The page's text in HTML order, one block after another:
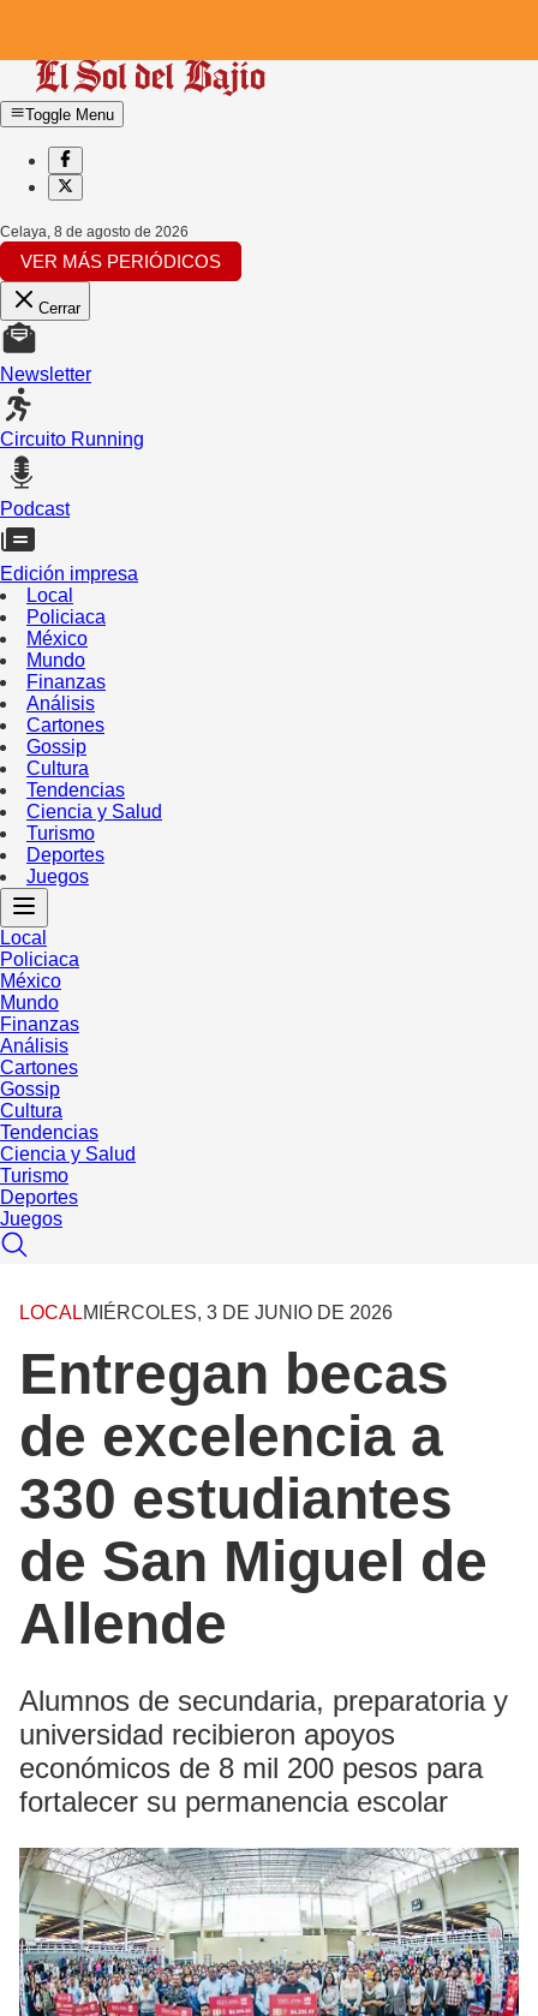
Toggle Menu
Celaya, 8 de agosto de 2026
VER MÁS PERIÓDICOS
Cerrar
Newsletter
Circuito Running
Podcast
Edición impresa
Local
Policiaca
México
Mundo
Finanzas
Análisis
Cartones
Gossip
Cultura
Tendencias
Ciencia y Salud
Turismo
Deportes
Juegos
Local
Policiaca
México
Mundo
Finanzas
Análisis
Cartones
Gossip
Cultura
Tendencias
Ciencia y Salud
Turismo
Deportes
Juegos
LOCALMIÉRCOLES, 3 DE JUNIO DE 2026
Entregan becas
de excelencia a
330 estudiantes
de San Miguel de
Allende
Alumnos de secundaria, preparatoria y
universidad recibieron apoyos
económicos de 8 mil 200 pesos para
fortalecer su permanencia escolar